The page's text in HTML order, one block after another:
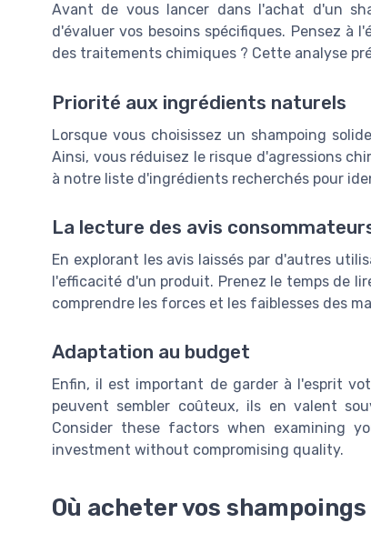
Avant de vous lancer dans l'achat d'un
d'évaluer vos besoins spécifiques. Pensez à
des traitements chimiques ? Cette analyse
Priorité aux ingrédients naturels
Lorsque vous choisissez un shampoing
Ainsi, vous réduisez le risque d'agressions
à notre liste d'ingrédients recherchés pour
La lecture des avis
En explorant les avis laissés par d'autres
l'efficacité d'un produit. Prenez le temps de
comprendre les forces et les faiblesses des
Adaptation au budget
Enfin, il est important de garder à l'esprit
peuvent sembler coûteux, ils en valent
Consider these factors when examining
investment without compromising quality.
Où acheter vos